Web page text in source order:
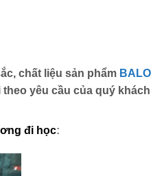
chất liệu sản phẩm BALO
yêu cầu của quý khách
đi học: